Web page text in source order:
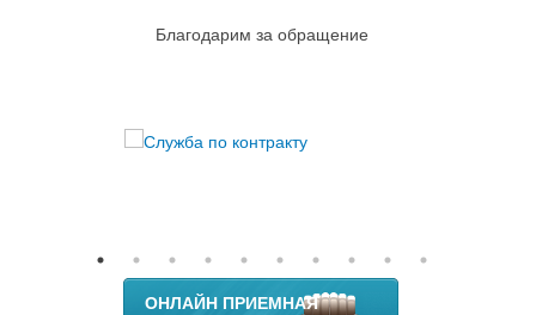
Благодарим за обращение
ОНЛАЙН ПРИЕМНАЯ